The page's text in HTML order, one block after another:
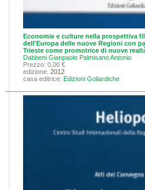
Economie e culture nella prospettiva
dell'Europa delle nuove Regioni con
Trieste come promotrice di nuove
Dabbeni Gianpaolo Palmisano Antonio
Prezzo: 0,00 €
edizione: 2012
casa editrice: Edizioni Goliardiche